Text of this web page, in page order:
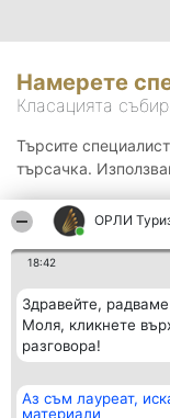
ОРЛИ
18:42
Здравейте,
Моля, кликнете
разговора!
Аз съм лауреат,
материали
Намерете
Класацията
Търсите
търсачка.
Организатор на
класиране